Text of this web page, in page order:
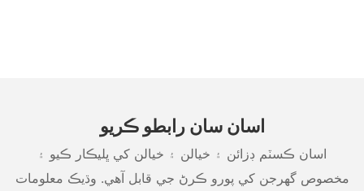
اسان سان رابطو ڪريو
اسان ڪسٽم ڊزائن ۽ خيالن ۽ خيالن کي ڀليڪار ڪيو ۽
مخصوص گهرجن کي پورو ڪرڻ جي قابل آهي. وڌيڪ معلومات